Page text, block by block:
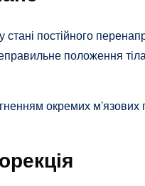
стані постійного
положення
окремих